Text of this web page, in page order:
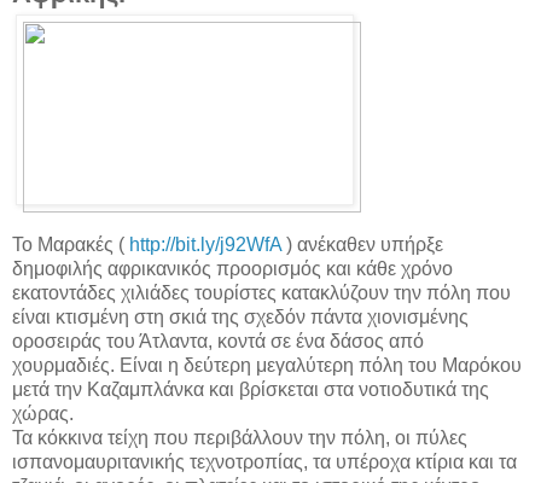
Το Μαρακές ( http://bit.ly/j92WfA ) ανέκαθεν υπήρξε
δημοφιλής αφρικανικός προορισμός και κάθε χρόνο
εκατοντάδες χιλιάδες τουρίστες κατακλύζουν την πόλη που
είναι κτισμένη στη σκιά της σχεδόν πάντα χιονισμένης
οροσειράς του Άτλαντα, κοντά σε ένα δάσος από
χουρμαδιές. Είναι η δεύτερη μεγαλύτερη πόλη του Μαρόκου
μετά την Καζαμπλάνκα και βρίσκεται στα νοτιοδυτικά της
χώρας.
Τα κόκκινα τείχη που περιβάλλουν την πόλη, οι πύλες
ισπανομαυριτανικής τεχνοτροπίας, τα υπέροχα κτίρια και τα